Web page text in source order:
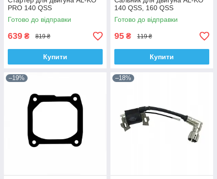
PRO 140 QSS
Готово до відправки
639 ₴ 819 ₴
Купити
140 QSS, 160 QSS
Готово до відправки
95 ₴ 119 ₴
Купити
–19% –18%